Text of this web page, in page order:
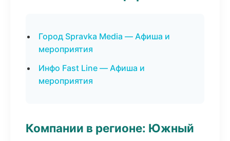
Город Spravka Media — Афиша и
мероприятия
Инфо Fast Line — Афиша и
мероприятия
Компании в регионе: Южный